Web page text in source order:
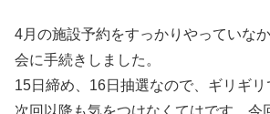
4月の施設予約をすっかりやっていな
会に手続きしました。
15日締め、16日抽選なので、ギリギリ